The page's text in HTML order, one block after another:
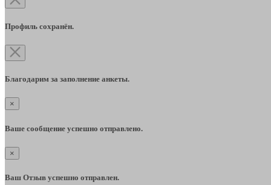
Профиль сохранён.
Благодарим за заполнение анкеты.
×
Ваше сообщение успешно отправлено.
×
Ваш Отзыв успешно отправлен.